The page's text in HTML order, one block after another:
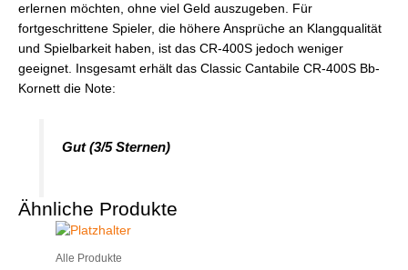
erlernen möchten, ohne viel Geld auszugeben. Für
fortgeschrittene Spieler, die höhere Ansprüche an Klangqualität
und Spielbarkeit haben, ist das CR-400S jedoch weniger
geeignet. Insgesamt erhält das Classic Cantabile CR-400S Bb-
Kornett die Note:
Gut (3/5 Sternen)
Ähnliche Produkte
Alle Produkte